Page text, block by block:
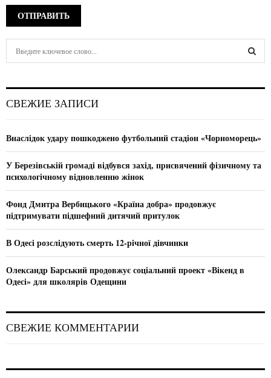
h
o
:
C
СВЕЖИЕ ЗАПИСИ
Внаслідок удару пошкоджено футбольний стадіон «Чорноморець»
У Березівській громаді відбувся захід, присвячений фізичному та
психологічному відновленню жінок
Фонд Дмитра Вербицького «Країна добра» продовжує
підтримувати підшефний дитячий притулок
В Одесі розслідують смерть 12-річної дівчинки
Олександр Барський продовжує соціальний проект «Вікенд в
Одесі» для школярів Одещини
СВЕЖИЕ КОММЕНТАРИИ